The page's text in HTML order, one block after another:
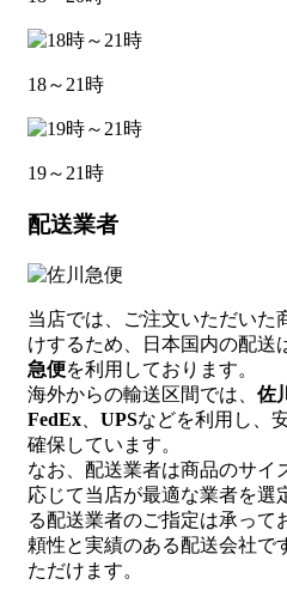
18～21時
19～21時
配送業者
当店では、ご注文いただいた
けするため、日本国内の配送
急便を利用しております。
海外からの輸送区間では、 佐
FedEx
UPSなどを利用し、
確保しています。
なお、配送業者は商品のサイ
応じて当店が最適な業者を選
る配送業者のご指定は承って
頼性と実績のある配送会社で
ただけます。